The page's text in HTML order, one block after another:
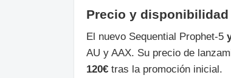
Precio y disponibilidad
El nuevo Sequential Prophet‑5
AU y AAX. Su precio de
120€ tras la promoción inicial.